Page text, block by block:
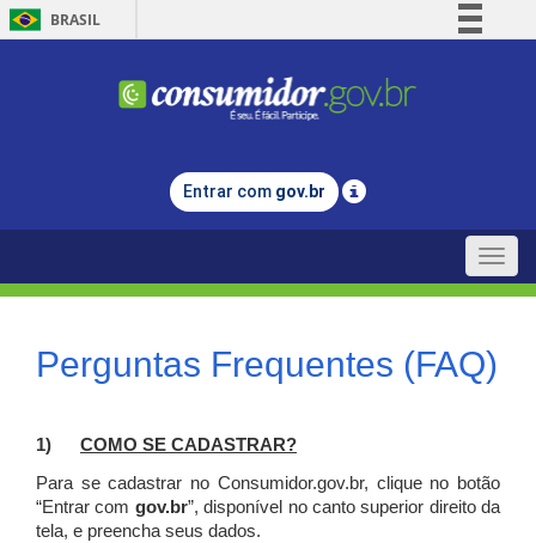
BRASIL
Comunica BR
Legislação
Entrar com gov.br
Toggle
Perguntas Frequentes (FAQ)
1) COMO SE CADASTRAR?
Para se cadastrar no Consumidor.gov.br, clique no botão
“Entrar com gov.br”, disponível no canto superior direito da
tela, e preencha seus dados.